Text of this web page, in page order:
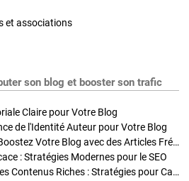
et associations
son blog et booster son trafic
Claire pour Votre Blog
de l'Identité Auteur pour Votre Blog
Stratégies de Publication : Boostez Votre Blog avec des Articles Fréquents et Exclusifs
: Stratégies Modernes pour le SEO
Enrichir Vos Articles avec des Contenus Riches : Stratégies pour Captiver et Optimiser